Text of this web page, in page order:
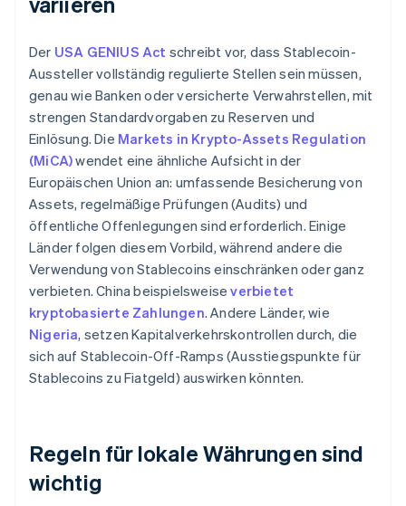
Der USA GENIUS Act schreibt vor, dass Stablecoin-
Aussteller vollständig regulierte Stellen sein müssen,
genau wie Banken oder versicherte Verwahrstellen, mit
strengen Standardvorgaben zu Reserven und
Einlösung. Die Markets in Krypto-Assets Regulation
(MiCA)wendet eine ähnliche Aufsicht in der
Europäischen Union an: umfassende Besicherung von
Assets, regelmäßige Prüfungen (Audits) und
öffentliche Offenlegungen sind erforderlich. Einige
Länder folgen diesem Vorbild, während andere die
Verwendung von Stablecoins einschränken oder ganz
verbieten. China beispielsweiseverbietet
kryptobasierte Zahlungen. Andere Länder, wie
Nigeria, setzen Kapitalverkehrskontrollen durch, die
sich auf Stablecoin-Off-Ramps (Ausstiegspunkte für
Stablecoins zu Fiatgeld) auswirken könnten.
Regeln für lokale Währungen sind
wichtig